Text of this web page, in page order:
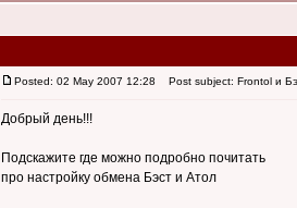
Posted: 02 May 2007 12:28 Post subject: Frontol и
Добрый день!!!
Подскажите где можно подробно почитать
про настройку обмена Бэст и Атол